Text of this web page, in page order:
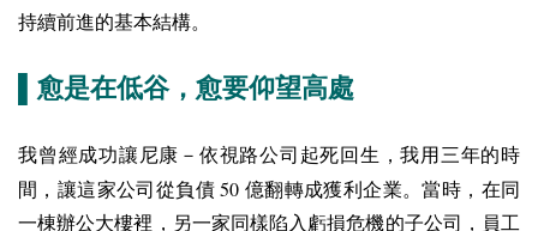
持續前進的基本結構。
▌愈是在低谷，愈要仰望高處
我曾經成功讓尼康－依視路公司起死回生，我用三年的時
間，讓這家公司從負債50 億翻轉成獲利企業。當時，在同
一棟辦公大樓裡，另一家同樣陷入虧損危機的子公司，員工